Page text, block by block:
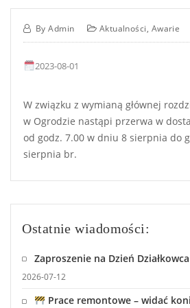
ByAdmin Aktualności, Awarie
2023-08-01
W związku z wymianą głównej
w Ogrodzie nastąpi przerwa w
od godz. 7.00 w dniu 8 sierpnia do
sierpnia br.
Ostatnie wiadomości:
Zaproszenie na Dzień
2026-07-12
Prace remontowe – widać